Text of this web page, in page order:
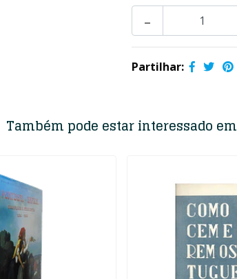
-
Partilhar:
Também pode estar interessado em